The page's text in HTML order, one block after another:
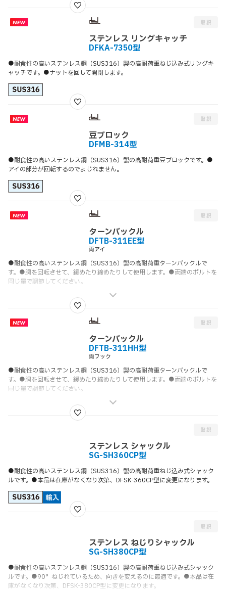
ステンレス リングキャッチ
DFKA-7350型
●耐食性の高いステンレス鋼（SUS316）製の高耐荷重ねじ込み式リングキ
ャッチです。●ナットを回して開閉します。
豆ブロック
DFMB-314型
●耐食性の高いステンレス鋼（SUS316）製の高耐荷重豆ブロックです。●
アイの部分が回転するのでよじれません。
ターンバックル
DFTB-311EE型
両アイ
●耐食性の高いステンレス鋼（SUS316）製の高耐荷重ターンバックルで
す。●胴を回転させて、緩めたり締めたりして使用します。●両端のボルトを
同じ量で調節してください。
ターンバックル
DFTB-311HH型
両フック
●耐食性の高いステンレス鋼（SUS316）製の高耐荷重ターンバックルで
す。●胴を回転させて、緩めたり締めたりして使用します。●両端のボルトを
同じ量で調節してください。
ステンレス シャックル
SG-SH360CP型
●耐食性の高いステンレス鋼（SUS316）製の高耐荷重ねじ込み式シャック
ルです。●本品は在庫がなくなり次第、DFSK-360CP型に変更になります。
ステンレス ねじりシャックル
SG-SH380CP型
●耐食性の高いステンレス鋼（SUS316）製の高耐荷重ねじ込み式シャック
ルです。●90°ねじれているため、向きを変えるのに最適です。●本品は在
庫がなくなり次第、DFSK-380CP型に変更になります。